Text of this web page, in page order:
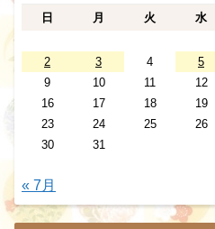
日 月 火 水
2
3 4 5
9
10 11 12
16
17 18 19
23
24 25 26
30
31
« 7月